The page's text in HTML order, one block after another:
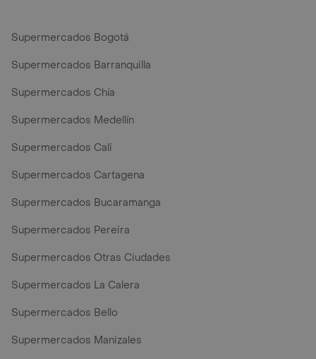
Supermercados Bogotá
Supermercados Barranquilla
Supermercados Chía
Supermercados Medellín
Supermercados Cali
Supermercados Cartagena
Supermercados Bucaramanga
Supermercados Pereira
Supermercados Otras Ciudades
Supermercados La Calera
Supermercados Bello
Supermercados Manizales